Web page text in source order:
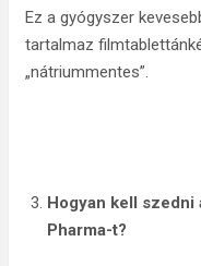
Ez a gyógyszer
tartalmaz
„nátriummentes”.
Hogyan kell szedni
Pharma-t?